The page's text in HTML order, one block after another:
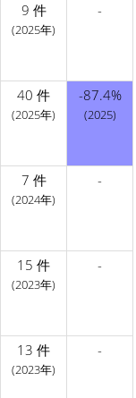
9 件
(2025年)
-
40 件
(2025年)
-87.4%
(2025)
7 件
(2024年)
-
15 件
(2023年)
-
13 件
(2023年)
-